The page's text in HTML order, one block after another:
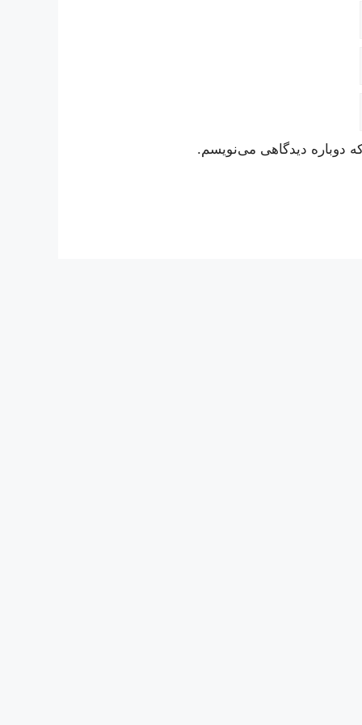
دوباره دیدگاهی می‌نویسم.